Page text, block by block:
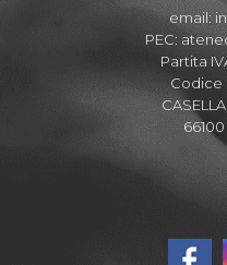
email:
PEC:
Partita
Codice
66100